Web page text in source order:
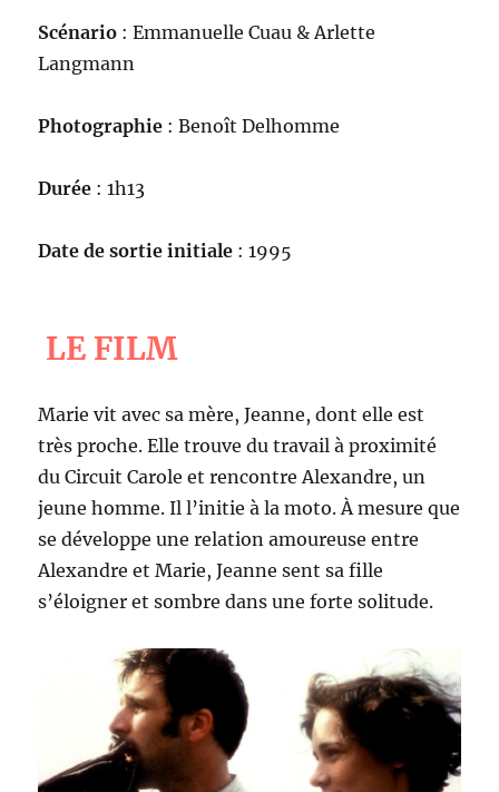
Scénario : Emmanuelle Cuau & Arlette
Langmann
Photographie : Benoît Delhomme
Durée : 1h13
Date de sortie initiale : 1995
LE FILM
Marie vit avec sa mère, Jeanne, dont elle est
très proche. Elle trouve du travail à proximité
du Circuit Carole et rencontre Alexandre, un
jeune homme. Il l’initie à la moto. À mesure que
se développe une relation amoureuse entre
Alexandre et Marie, Jeanne sent sa fille
s’éloigner et sombre dans une forte solitude.